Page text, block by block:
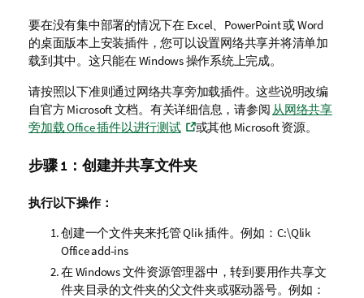
要在没有集中部署的情况下在 Excel PowerPoint或Word
的桌面版本上安装插件，您可以设置网络共享并将清单加
载到其中。这只能在 Windows操作系统上完成。
请按照以下准则通过网络共享旁加载插件。这些说明改编
自官方 Microsoft 文档。有关详细信息，请参阅 从网络共享
旁加载 Office 插件以进行测试
或其他 Microsoft 资源。
步骤 1：创建并共享文件夹
执行以下操作：
创建一个文件夹来托管Qlik插件。例如： C:\Qlik
Office add-ins
在 Windows文件资源管理器中，转到要用作共享文
件夹目录的文件夹的父文件夹或驱动器号。例如：